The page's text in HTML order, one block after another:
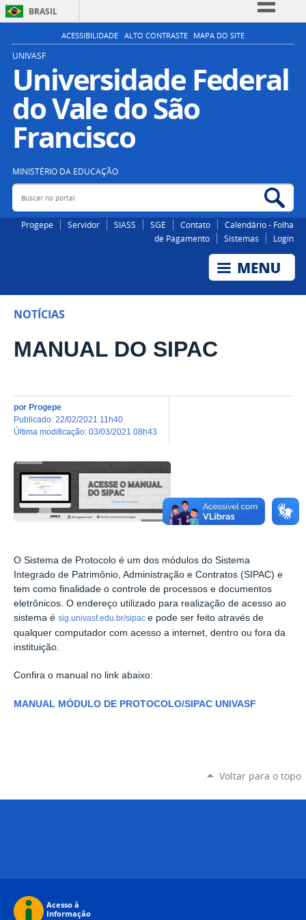
BRASIL
Simplifique!
Participe
Acesso à informação
Legislação
ACESSIBILIDADE ALTO CONTRASTE MAPA DO SITE
UNIVASF
Universidade Federal
do Vale do São
Francisco
MINISTÉRIO DA EDUCAÇÃO
Buscar no portal
Progepe Servidor SIASS SGE Contato
Calendário - Folha
de Pagamento
Sistemas Login
NOTÍCIAS
MANUAL DO SIPAC
por Progepe
publicado: 22/02/2021 11h40
última modificação: 03/03/2021 08h43
O Sistema de Protocolo é um dos módulos do Sistema
Integrado de Patrimônio, Administração e Contratos (SIPAC) e
tem como finalidade o controle de processos e documentos
eletrônicos. O endereço utilizado para realização de acesso ao
sistema é sig.univasf.edu.br/sipac e pode ser feito através de
qualquer computador com acesso a internet, dentro ou fora da
instituição.
Confira o manual no link abaixo:
MANUAL MÓDULO DE PROTOCOLO/SIPAC UNIVASF
Voltar para o topo